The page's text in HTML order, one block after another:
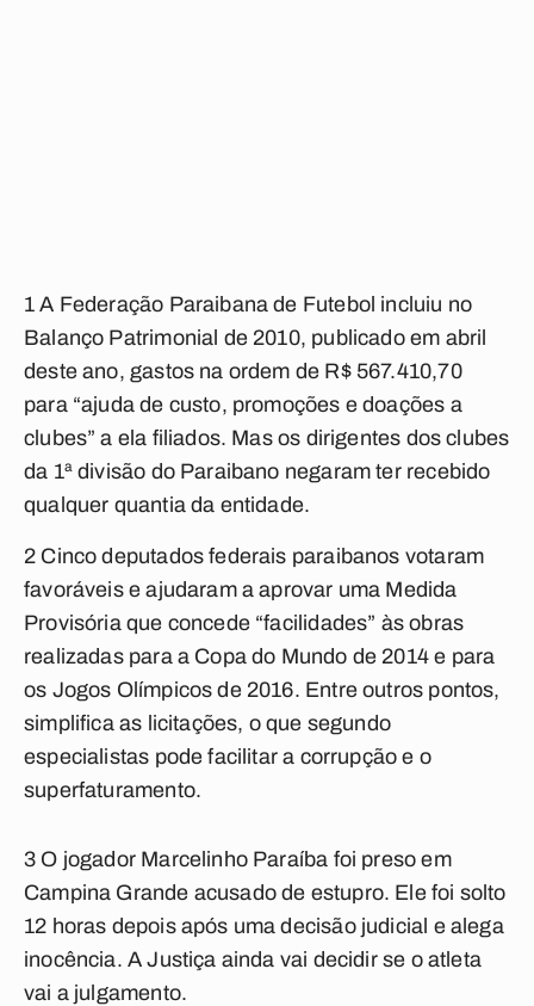
1 A Federação Paraibana de Futebol incluiu no
Balanço Patrimonial de 2010, publicado em abril
deste ano, gastos na ordem de R$ 567.410,70
para “ajuda de custo, promoções e doações a
clubes” a ela filiados. Mas os dirigentes dos clubes
da 1ª divisão do Paraibano negaram ter recebido
qualquer quantia da entidade.
2 Cinco deputados federais paraibanos votaram
favoráveis e ajudaram a aprovar uma Medida
Provisória que concede “facilidades” às obras
realizadas para a Copa do Mundo de 2014 e para
os Jogos Olímpicos de 2016. Entre outros pontos,
simplifica as licitações, o que segundo
especialistas pode facilitar a corrupção e o
superfaturamento.
3 O jogador Marcelinho Paraíba foi preso em
Campina Grande acusado de estupro. Ele foi solto
12 horas depois após uma decisão judicial e alega
inocência. A Justiça ainda vai decidir se o atleta
vai a julgamento.